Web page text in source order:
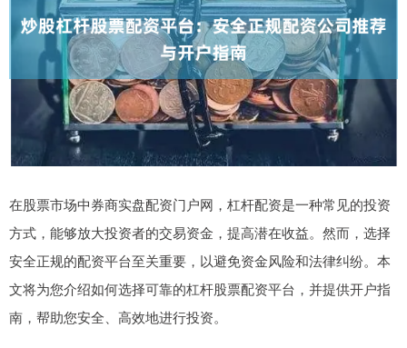
在股票市场中券商实盘配资门户网，杠杆配资是一种常见的投资
方式，能够放大投资者的交易资金，提高潜在收益。然而，选择
安全正规的配资平台至关重要，以避免资金风险和法律纠纷。本
文将为您介绍如何选择可靠的杠杆股票配资平台，并提供开户指
南，帮助您安全、高效地进行投资。